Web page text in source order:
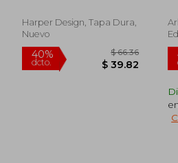
Harper Design, Tapa Dura,
Nuevo